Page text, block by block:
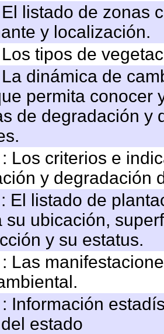
listado de zonas
y localización.
tipos de
dinámica de
permita conocer
de degradación y
Los criterios e
y degradación
El listado de
su ubicación,
y su estatus.
Las
Información
estado